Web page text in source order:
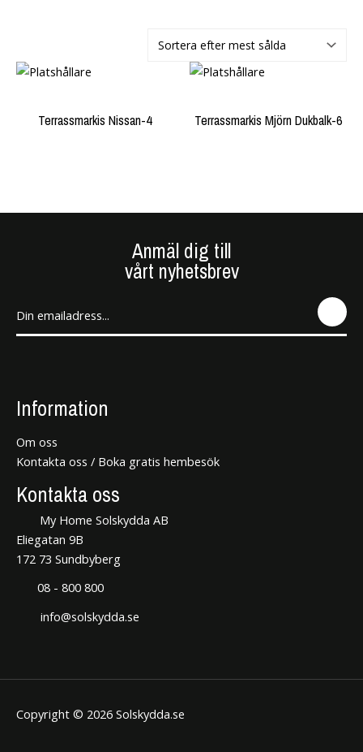
Terrassmarkis Nissan-4 Terrassmarkis Mjörn Dukbalk-6
Anmäl dig till
vårt nyhetsbrev
SEN
Information
Om oss
Kontakta oss / Boka gratis hembesök
Kontakta oss
My Home Solskydda AB
Eliegatan 9B
172 73 Sundbyberg
08 - 800 800
info@solskydda.se
Copyright © 2026 Solskydda.se